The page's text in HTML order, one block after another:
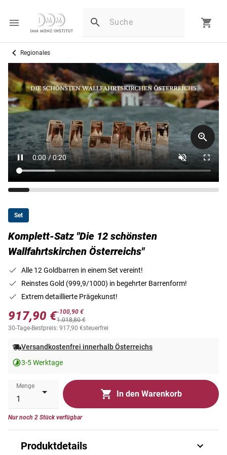
Regionales
Set
Komplett-Satz "Die 12 schönsten
Wallfahrtskirchen Österreichs"
Alle 12 Goldbarren in einem Set vereint!
Reinstes Gold (999,9/1000) in begehrter Barrenform!
Extrem detaillierte Prägekunst!
917,90 €-100,90 €
1.018,80 €
30-Tage-Bestpreis: 917,90 €steuerfrei
Versandkostenfrei innerhalb Österreichs
3-5 Werktage
Menge
In den Warenkorb
Nur noch 2 Stück verfügbar
Produktdetails